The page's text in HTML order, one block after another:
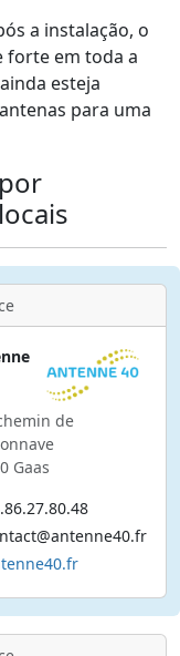
a instalação, o
forte em toda a
esteja
para uma
de
Gaas